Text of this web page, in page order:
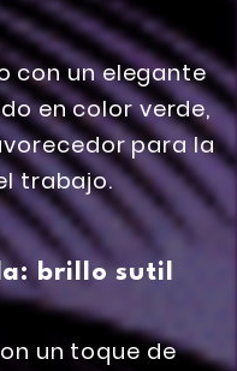
brillo sutil
un toque de